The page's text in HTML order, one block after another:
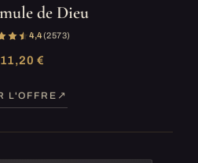
de Dieu
4,4(2 573)
11,20 €
L'OFFRE